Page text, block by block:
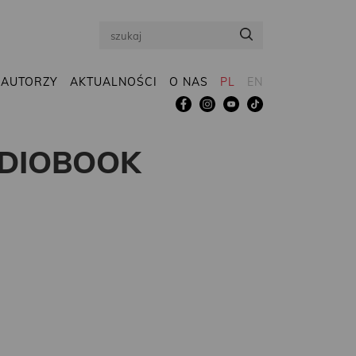
Search
AUTORZY AKTUALNOŚCI O NAS PL EN